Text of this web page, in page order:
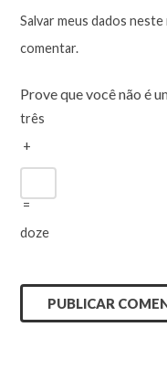
Salvar meus dados
comentar.
Prove que você não é
três
+
=
doze